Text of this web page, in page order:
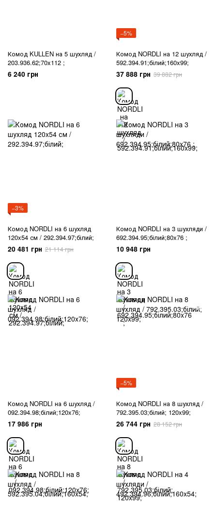
Комод KULLEN на 5 шухляд /
203.936.62;70x112 ;
6 240 грн
−5%
Комод NORDLI на 12 шухляд /
592.394.91;білий;160x99;
37 888 грн 39 882 грн
−3%
Комод NORDLI на 6 шухляд
120x54 см / 292.394.97;білий;
20 481 грн 21 114 грн
Комод NORDLI на 3 шухляди /
692.394.95;білий;80x76 ;
10 948 грн
Комод NORDLI на 6 шухляд /
092.394.98;білий;120x76;
17 986 грн
−5%
Комод NORDLI на 8 шухляд /
792.395.03;білий; 120x99;
26 744 грн 28 152 грн